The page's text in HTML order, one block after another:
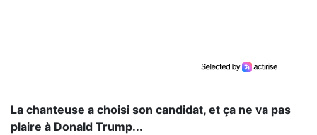
La chanteuse a choisi son candidat, et ça ne va pas
plaire à Donald Trump...